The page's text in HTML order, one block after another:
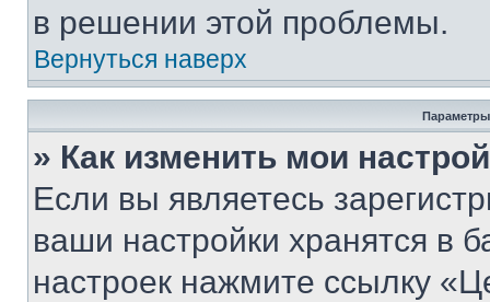
в решении этой проблемы.
Вернуться наверх
Параметры
» Как изменить мои
Если вы являетесь
ваши настройки хранятся в
настроек нажмите ссылку